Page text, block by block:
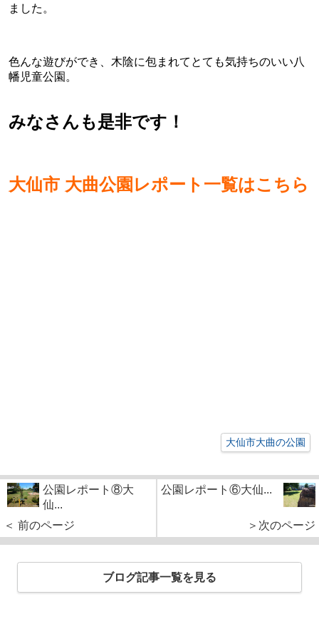
ました。
色んな遊びができ、木陰に包まれてとても気持ちのいい八
幡児童公園。
みなさんも是非です！
大仙市 大曲公園レポート一覧はこちら
大仙市大曲の公園
公園レポート⑧大
仙...
＜ 前のページ
公園レポート⑥大仙...
＞次のページ
ブログ記事一覧を見る